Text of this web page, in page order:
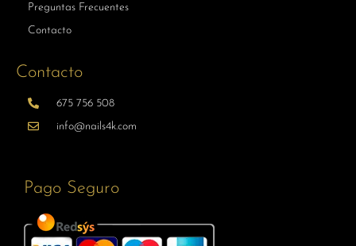
Preguntas Frecuentes
Contacto
Contacto
675 756 508
info@nails4k.com
Pago Seguro